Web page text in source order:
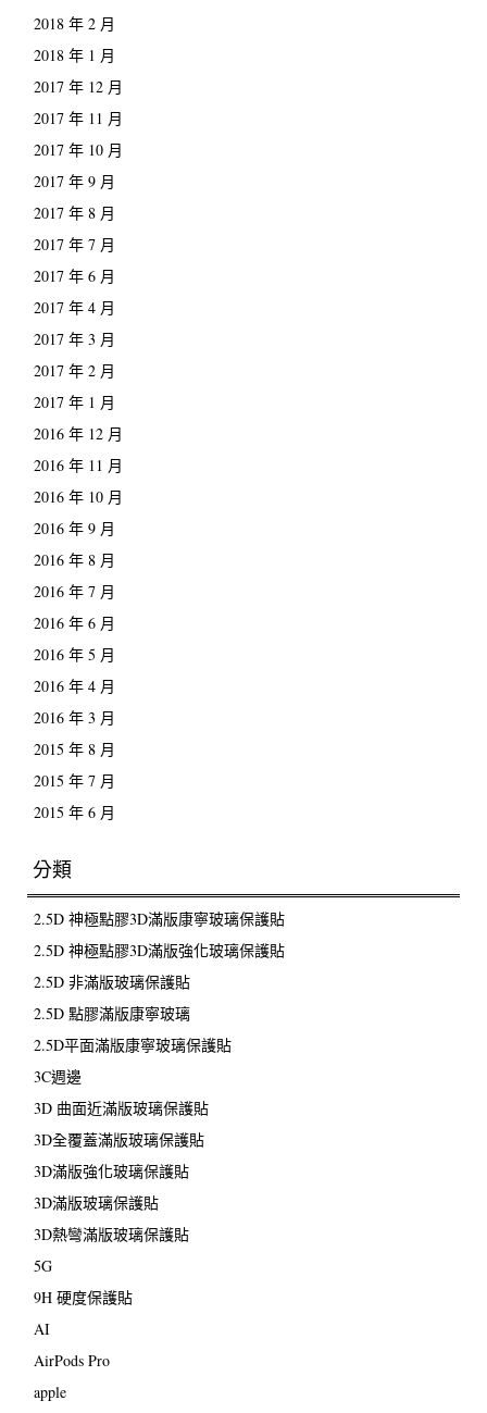
2018 年 2 月
2018 年 1 月
2017 年 12 月
2017 年 11 月
2017 年 10 月
2017 年 9 月
2017 年 8 月
2017 年 7 月
2017 年 6 月
2017 年 4 月
2017 年 3 月
2017 年 2 月
2017 年 1 月
2016 年 12 月
2016 年 11 月
2016 年 10 月
2016 年 9 月
2016 年 8 月
2016 年 7 月
2016 年 6 月
2016 年 5 月
2016 年 4 月
2016 年 3 月
2015 年 8 月
2015 年 7 月
2015 年 6 月
分類
2.5D 神極點膠3D滿版康寧玻璃保護貼
2.5D 神極點膠3D滿版強化玻璃保護貼
2.5D 非滿版玻璃保護貼
2.5D 點膠滿版康寧玻璃
2.5D平面滿版康寧玻璃保護貼
3C週邊
3D 曲面近滿版玻璃保護貼
3D全覆蓋滿版玻璃保護貼
3D滿版強化玻璃保護貼
3D滿版玻璃保護貼
3D熱彎滿版玻璃保護貼
5G
9H 硬度保護貼
AI
AirPods Pro
apple